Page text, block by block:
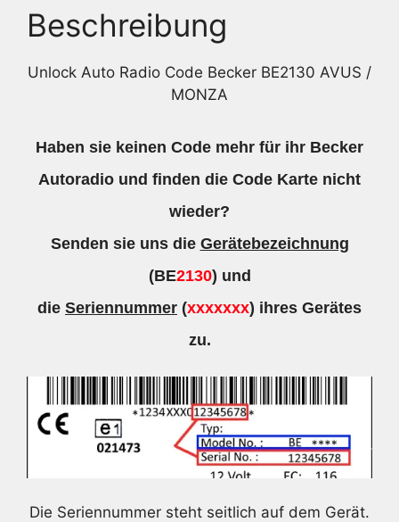
Beschreibung
Unlock Auto Radio Code Becker BE2130 AVUS /
MONZA
Haben sie keinen Code mehr für ihr Becker
Autoradio und finden die Code Karte nicht
wieder?
Senden sie uns die Gerätebezeichnung
(BE2130) und
die Seriennummer (xxxxxxx) ihres Gerätes
zu.
Die Seriennummer steht seitlich auf dem Gerät.